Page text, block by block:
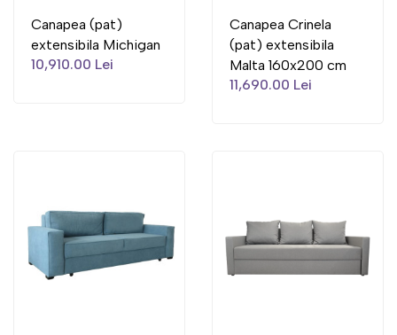
Canapea (pat)
extensibila Michigan
10,910.00 Lei
Canapea Crinela
(pat) extensibila
Malta 160x200 cm
11,690.00 Lei